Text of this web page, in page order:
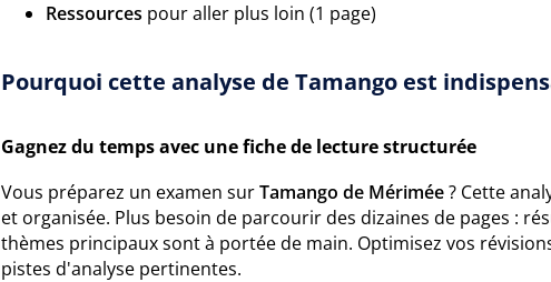
Ressources pour aller plus loin (1 page)
Pourquoi cette analyse de Tamango est
Gagnez du temps avec une fiche de lecture structurée
Vous préparez un examen surTamango de Mérimée? Cette
et organisée. Plus besoin de parcourir des dizaines de pages :
thèmes principaux sont à portée de main. Optimisez vos
pistes d'analyse pertinentes.